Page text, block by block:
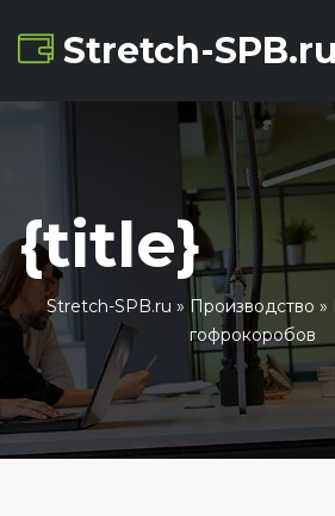
Stretch-SPB.ru
{title}
Stretch-SPB.ru » Производство »
гофрокоробов